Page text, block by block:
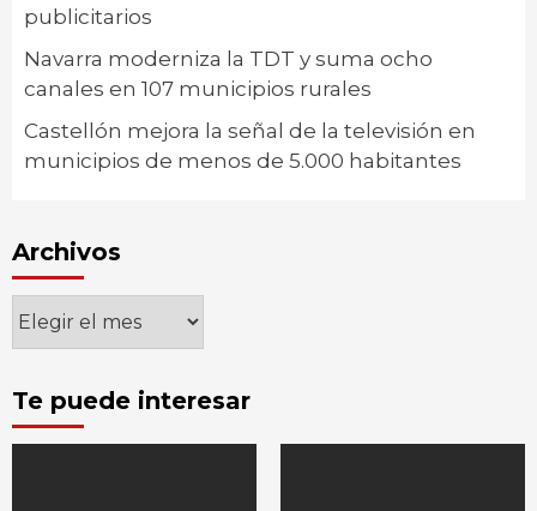
publicitarios
Navarra moderniza la TDT y suma ocho
canales en 107 municipios rurales
Castellón mejora la señal de la televisión en
municipios de menos de 5.000 habitantes
Archivos
Archivos
Te puede interesar